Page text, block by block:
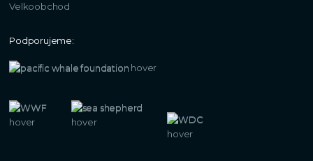
Velkoobchod
Podporujeme: